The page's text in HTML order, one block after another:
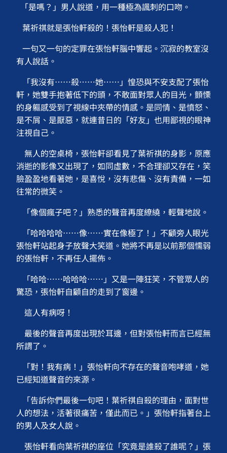
「是嗎？」男人說道，用一種極為諷刺的口吻。
葉祈祺就是張怡軒殺的！張怡軒是殺人犯！
一句又一句的定罪在張怡軒腦中響起。沉寂的教室沒
有人說話。
「我沒有⋯⋯殺⋯⋯她⋯⋯」惶恐與不安支配了張怡
軒，她雙手抱著低下的頭，不敢面對眾人的目光，顫慄
的身軀感受到了視線中夾帶的情感。是同情、是憤怒、
是不屑、是厭惡，就連昔日的「好友」也用鄙視的眼神
注視自己。
無人的空桌椅，張怡軒卻看見了葉祈祺的身影，原應
消逝的影像又出現了，如同虛數，不合理卻又存在，笑
臉盈盈地看著她，是喜悅，沒有悲傷、沒有責備，一如
往常的微笑。
「像個瘋子吧？」熟悉的聲音再度繚繞，輕聲地說。
「哈哈哈哈⋯⋯像⋯⋯實在像極了！」不顧旁人眼光
張怡軒站起身子放聲大笑道。她將不再是以前那個懦弱
的張怡軒，不再任人擺佈。
「哈哈⋯⋯哈哈哈⋯⋯」又是一陣狂笑，不管眾人的
驚恐，張怡軒自顧自的走到了窗邊。
這人有病呀！
最後的聲音再度出現於耳邊，但對張怡軒而言已經無
所謂了。
「對！我有病！」張怡軒向不存在的聲音咆哮道，她
已經知道聲音的來源。
「告訴你們最後一句吧！葉祈祺自殺的理由，面對世
人的想法，活著很痛苦，僅此而已。」張怡軒指著台上
的男人及女人說。
張怡軒看向葉祈祺的座位「究竟是誰殺了誰呢？」張